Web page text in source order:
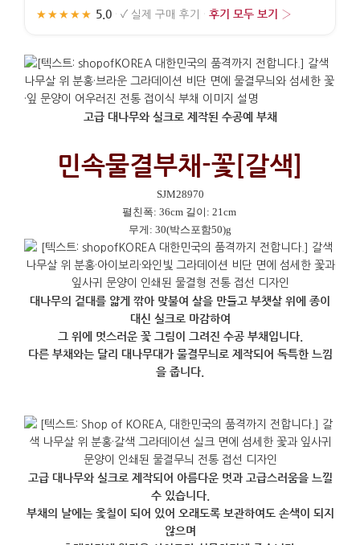
★★★★★ 5.0 · ✓ 실제 구매 후기 · 후기 모두 보기 ›
고급 대나무와 실크로 제작된 수공예 부채
민속물결부채-꽃[갈색]
SJM28970
펼친폭: 36cm 길이: 21cm
무게: 30(박스포함50)g
대나무의 겉대를 얇게 깎아 맞불여 살을 만들고 부챗살 위에 종이
대신 실크로 마감하여
그 위에 멋스러운 꽃 그림이 그려진 수공 부채입니다.
다른 부채와는 달리 대나무대가 물결무늬로 제작되어 독특한 느낌
을 줍니다.
고급 대나무와 실크로 제작되어 아름다운 멋과 고급스러움을 느낄
수 있습니다.
부채의 날에는 옻칠이 되어 있어 오래도록 보관하여도 손색이 되지
않으며